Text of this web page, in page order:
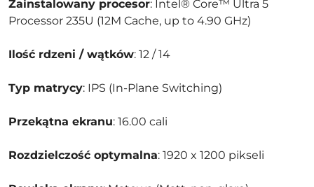
Zainstalowany procesor: Intel® Core™ Ultra 5
Processor 235U (12M Cache, up to 4.90 GHz)
Ilość rdzeni / wątków: 12 / 14
Typ matrycy: IPS (In-Plane Switching)
Przekątna ekranu: 16.00 cali
Rozdzielczość optymalna: 1920 x 1200 pikseli